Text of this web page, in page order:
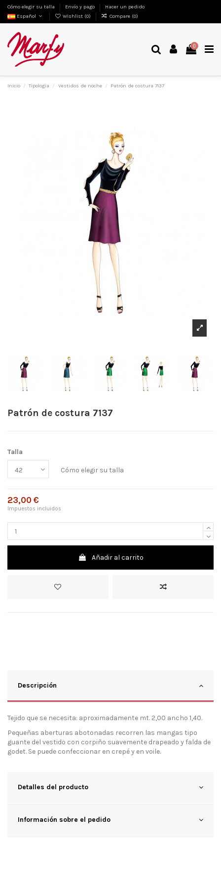
Cómo elegir su talla Envío y pago
Hacer un pedido
Español
Wishlist (0) Compare (0)
0
Inicio Tipologia Vestidos de noche Patrón de costura 7137
Patrón de costura 7137
Talla
Cómo elegir su talla
23,00 €
Impuestos incluidos
Añadir al carrito
Descripción
Tejido que se necesita: aproximadamente mt. 2,00 ancho 1,40.
Pequeñas aberturas abotonadas recorren las mangas tipo
guante del vestido con corpiño suavemente drapeado y falda de
godet. Se puede confeccionar en crepé y en voile.
Detalles del producto
Información sobre el pedido